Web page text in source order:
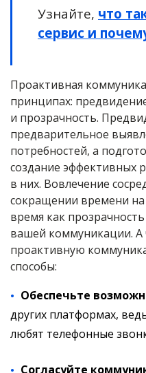
Узнайте, что
сервис и
Проактивная
принципах:
и прозрачность.
предварительное
потребностей, а
создание эффективных
в них. Вовлечение
сокращении времени
время как
вашей коммуникации. А
проактивную
способы:
Обеспечьте
других платформах,
любят телефонные
Согласуйте